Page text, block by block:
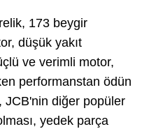
173 beygir
düşük yakıt
ve verimli motor,
performanstan ödün
JCB'nin diğer popüler
yedek parça